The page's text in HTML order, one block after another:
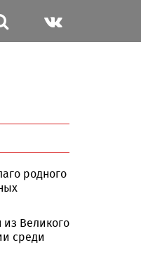
родного
из Великого
среди